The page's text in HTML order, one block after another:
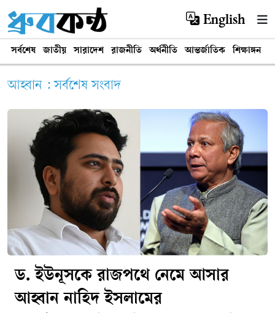
English
সর্বশেষ জাতীয় সারাদেশ রাজনীতি অর্থনীতি আন্তর্জাতিক শিক্ষাঙ্গন
আহ্বান : সর্বশেষ সংবাদ
ড. ইউনূসকে রাজপথে নেমে আসার
আহ্বান নাহিদ ইসলামের